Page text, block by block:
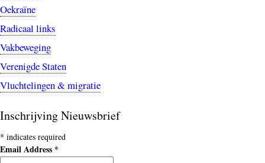
Oekraïne
Radicaal links
Vakbeweging
Verenigde Staten
Vluchtelingen & migratie
Inschrijving Nieuwsbrief
* indicates required
Email Address *